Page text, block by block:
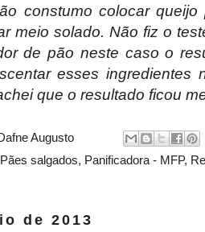
constumo colocar
meio solado. Não fiz o
de pão neste caso o
esses ingredientes
que o resultado ficou
Augusto
Pães salgados, Panificadora - MFP,
de 2013